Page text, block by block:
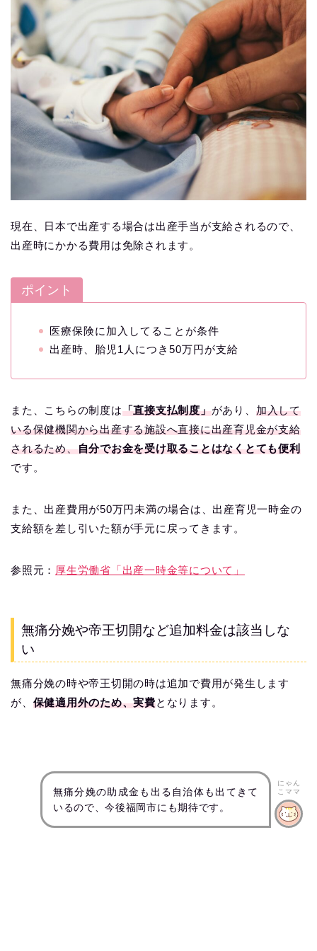
現在、日本で出産する場合は出産手当が支給されるので、
出産時にかかる費用は免除されます。
ポイント
医療保険に加入してることが条件
出産時、胎児1人につき50万円が支給
また、こちらの制度は「直接支払制度」があり、 加入して
いる保健機関から出産する施設へ直接に出産育児金が支給
されるため、自分でお金を受け取ることはなくとても便利
です。
また、出産費用が50万円未満の場合は、出産育児一時金の
支給額を差し引いた額が手元に戻ってきます。
参照元： 厚生労働省「出産一時金等について」
無痛分娩や帝王切開など追加料金は該当しな
い
無痛分娩の時や帝王切開の時は追加で費用が発生します
が、 保健適用外のため、実費となります。
無痛分娩の助成金も出る自治体も出てきて
いるので、今後福岡市にも期待です。
にゃん
こママ